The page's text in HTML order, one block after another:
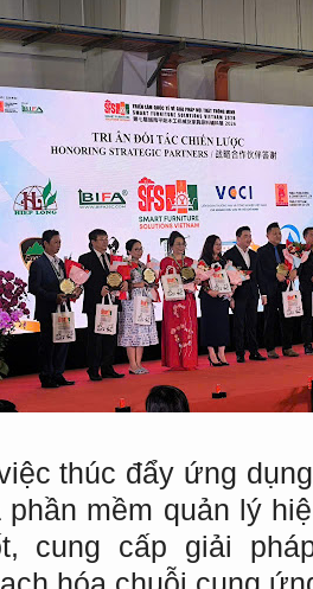
thúc đẩy ứng
mềm quản lý
cung cấp giải